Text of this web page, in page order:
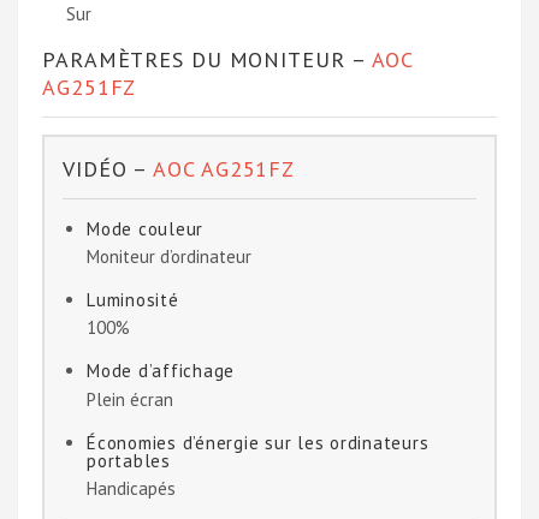
Sur
PARAMÈTRES DU MONITEUR – AOC
AG251FZ
VIDÉO –AOC AG251FZ
Mode couleur
Moniteur d’ordinateur
Luminosité
100%
Mode d’affichage
Plein écran
Économies d’énergie sur les ordinateurs
portables
Handicapés